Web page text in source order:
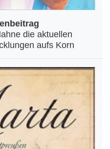
die aktuellen
aufs Korn